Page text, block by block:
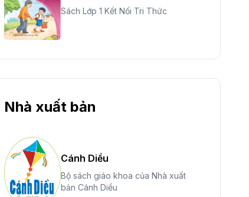
Sách Lớp 1 Kết Nối Tri Thức
Nhà xuất bản
Cánh Diều
Bộ sách giáo khoa của Nhà xuất
bản Cánh Diều